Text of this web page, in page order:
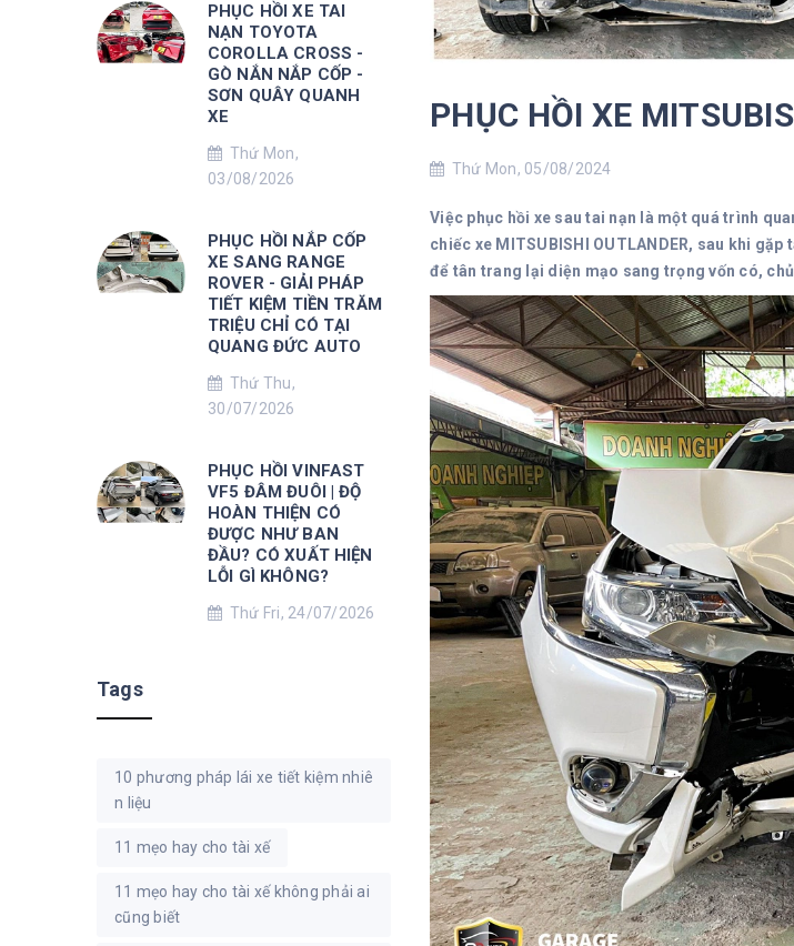
PHỤC HỒI XE
Thứ Mon, 05/08/2024
Việc phục hồi xe sau tai nạn là một quá trình
chiếc xe MITSUBISHI OUTLANDER, sau khi
để tân trang lại diện mạo sang trọng vốn có,
PHỤC HỒI XE TAI
NẠN TOYOTA
COROLLA CROSS -
GÒ NẮN NẮP CỐP -
SƠN QUÂY QUANH
XE
Thứ Mon,
03/08/2026
PHỤC HỒI NẮP CỐP
XE SANG RANGE
ROVER - GIẢI PHÁP
TIẾT KIỆM TIỀN TRĂM
TRIỆU CHỈ CÓ TẠI
QUANG ĐỨC AUTO
Thứ Thu,
30/07/2026
PHỤC HỒI VINFAST
VF5 ĐÂM ĐUÔI | ĐỘ
HOÀN THIỆN CÓ
ĐƯỢC NHƯ BAN
ĐẦU? CÓ XUẤT HIỆN
LỖI GÌ KHÔNG?
Thứ Fri, 24/07/2026
Tags
10 phương pháp lái xe tiết kiệm nhiê
n liệu
11 mẹo hay cho tài xế
11 mẹo hay cho tài xế không phải ai
cũng biết